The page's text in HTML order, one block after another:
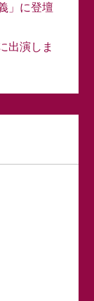
」に登壇
出演しま